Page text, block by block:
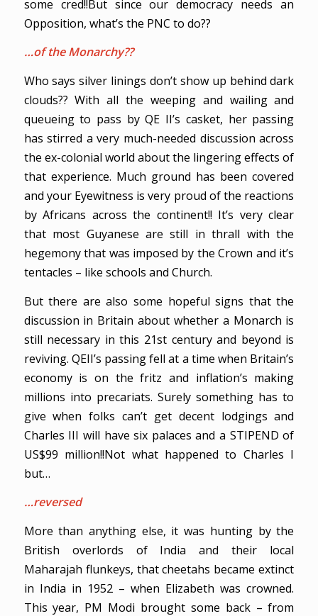
some cred!!But since our democracy needs an
Opposition, what’s the PNC to do??
…of the Monarchy??
Who says silver linings don’t show up behind dark
clouds?? With all the weeping and wailing and
queueing to pass by QE II’s casket, her passing
has stirred a very much-needed discussion across
the ex-colonial world about the lingering effects of
that experience. Much ground has been covered
and your Eyewitness is very proud of the reactions
by Africans across the continent!! It’s very clear
that most Guyanese are still in thrall with the
hegemony that was imposed by the Crown and it’s
tentacles – like schools and Church.
But there are also some hopeful signs that the
discussion in Britain about whether a Monarch is
still necessary in this 21st century and beyond is
reviving. QEII’s passing fell at a time when Britain’s
economy is on the fritz and inflation’s making
millions into precariats. Surely something has to
give when folks can’t get decent lodgings and
Charles III will have six palaces and a STIPEND of
US$99 million!!Not what happened to Charles I
but…
…reversed
More than anything else, it was hunting by the
British overlords of India and their local
Maharajah flunkeys, that cheetahs became extinct
in India in 1952 – when Elizabeth was crowned.
This year, PM Modi brought some back – from